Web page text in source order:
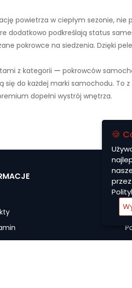
powietrza w ciepłym sezonie,
dodatkowo podkreślają status
pokrowce na siedzenia. Dzięki
z kategorii ー pokrowców
do każdej marki samochodu. To z
dopełni wystrój wnętrza.
prywatności
🍪